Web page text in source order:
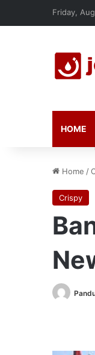
Friday,
HOME
Home /
Crispy